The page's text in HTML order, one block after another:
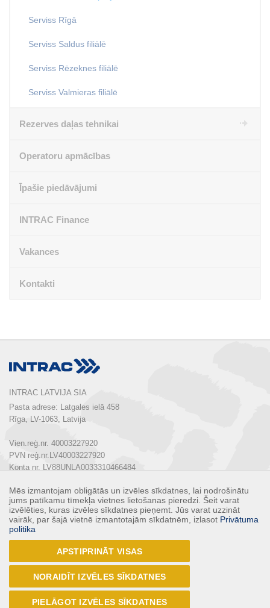
Serviss Rīgā
Serviss Saldus filiālē
Serviss Rēzeknes filiālē
Serviss Valmieras filiālē
Rezerves daļas tehnikai
Operatoru apmācības
Īpašie piedāvājumi
INTRAC Finance
Vakances
Kontakti
INTRAC LATVIJA SIA
Pasta adrese: Latgales ielā 458
Rīga, LV-1063, Latvija
Vien.reģ.nr. 40003227920
PVN reģ.nr.LV40003227920
Konta nr. LV88UNLA0033310466484
Tālrunis: + 371 67 803 700
E-pasts: info@intrac.lv
KONTAKTI
Seko mums
Mēs izmantojam obligātās un izvēles sīkdatnes, lai nodrošinātu
jums patīkamu tīmekļa vietnes lietošanas pieredzi. Šeit varat
izvēlēties, kuras izvēles sīkdatnes pieņemt. Jūs varat uzzināt
vairāk, par šajā vietnē izmantotajām sīkdatnēm, izlasot Privātuma
politika
APSTIPRINĀT VISAS
NORAIDĪT IZVĒLES SĪKDATNES
PIELĀGOT IZVĒLES SĪKDATNES